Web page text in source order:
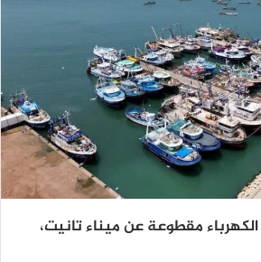
مقطوعة عن ميناء تانيت،